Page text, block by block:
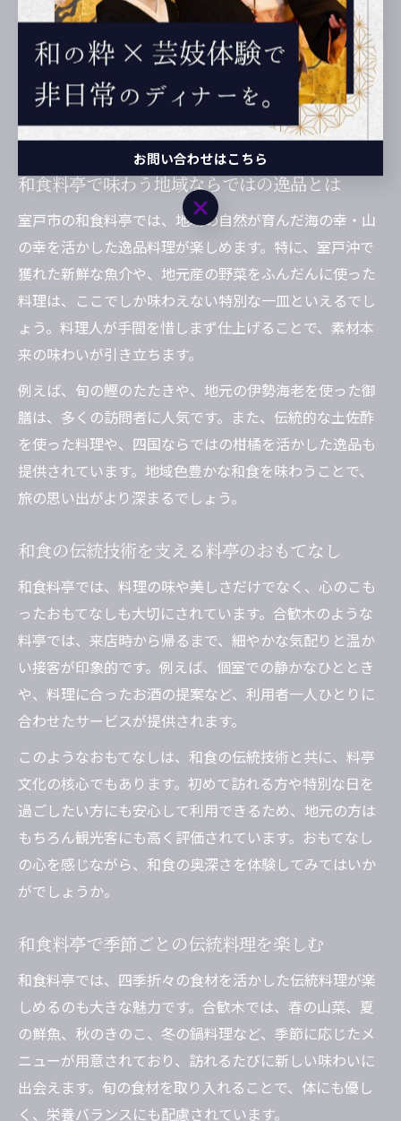
かなガラスの器に盛られた冷製料理など、季節ごとの美
しさを堪能できます。視覚と味覚を同時に満たすこと
で、食事の時間そのものが特別な思い出となるでしょ
う。和食の美しさを体験したい方には、合歓木でのひと
ときが最適です。
和食料亭で味わう地域ならではの逸品とは
室戸市の和食料亭では、地域の自然が育んだ海の幸・山
の幸を活かした逸品料理が楽しめます。特に、室戸沖で
獲れた新鮮な魚介や、地元産の野菜をふんだんに使った
料理は、ここでしか味わえない特別な一皿といえるでし
ょう。料理人が手間を惜しまず仕上げることで、素材本
来の味わいが引き立ちます。
例えば、旬の鰹のたたきや、地元の伊勢海老を使った御
膳は、多くの訪問者に人気です。また、伝統的な土佐酢
を使った料理や、四国ならではの柑橘を活かした逸品も
提供されています。地域色豊かな和食を味わうことで、
旅の思い出がより深まるでしょう。
和食の伝統技術を支える料亭のおもてなし
和食料亭では、料理の味や美しさだけでなく、心のこも
ったおもてなしも大切にされています。合歓木のような
料亭では、来店時から帰るまで、細やかな気配りと温か
い接客が印象的です。例えば、個室での静かなひととき
や、料理に合ったお酒の提案など、利用者一人ひとりに
合わせたサービスが提供されます。
このようなおもてなしは、和食の伝統技術と共に、料亭
文化の核心でもあります。初めて訪れる方や特別な日を
過ごしたい方にも安心して利用できるため、地元の方は
もちろん観光客にも高く評価されています。おもてなし
の心を感じながら、和食の奥深さを体験してみてはいか
がでしょうか。
和食料亭で季節ごとの伝統料理を楽しむ
和食料亭では、四季折々の食材を活かした伝統料理が楽
しめるのも大きな魅力です。合歓木では、春の山菜、夏
の鮮魚、秋のきのこ、冬の鍋料理など、季節に応じたメ
ニューが用意されており、訪れるたびに新しい味わいに
出会えます。旬の食材を取り入れることで、体にも優し
く、栄養バランスにも配慮されています。
お問い合わせはこちら
お問い合わせはこちら